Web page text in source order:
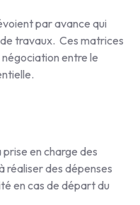
par avance qui
travaux. Ces matrices
entre le
prise en charge des
réaliser des dépenses
en cas de départ du